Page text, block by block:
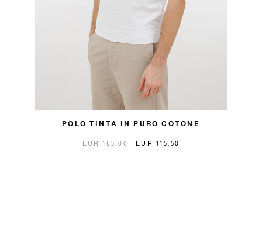
POLO TINTA IN PURO COTONE
EUR 165,00 EUR 115,50